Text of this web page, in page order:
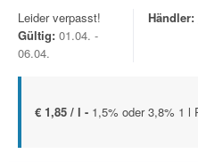
Leider verpasst!
Gültig: 01.04. -
06.04.
Händler:
€ 1,85 / l - 1,5% oder 3,8% 1 l